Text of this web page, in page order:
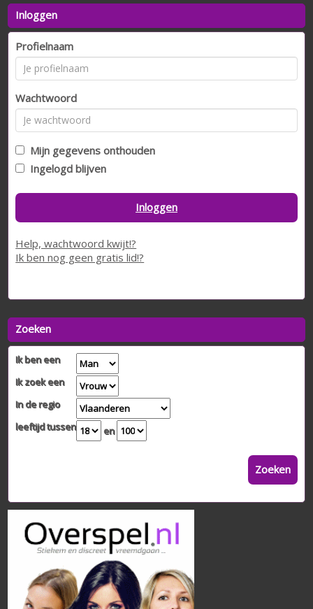
Inloggen
Profielnaam
Wachtwoord
Mijn gegevens onthouden
Ingelogd blijven
Inloggen
Help, wachtwoord kwijt!?
Ik ben nog geen gratis lid!?
Zoeken
Ik ben een
Ik zoek een
In de regio
leeftijd tussen
en
Zoeken